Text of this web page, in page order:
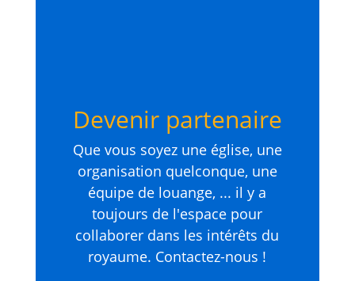
Devenir partenaire
Que vous soyez une église, une
organisation quelconque, une
équipe de louange, ... il y a
toujours de l'espace pour
collaborer dans les intérêts du
royaume. Contactez-nous !